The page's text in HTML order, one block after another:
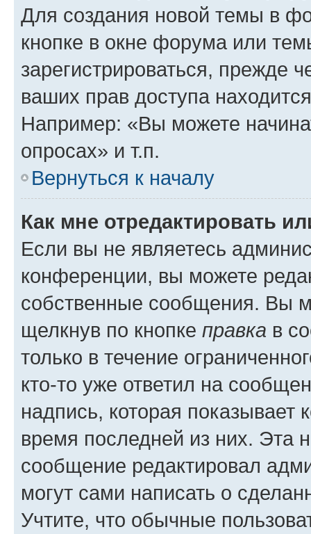
Для создания новой темы в
кнопке в окне форума или
зарегистрироваться, прежде
ваших прав доступа
Например: «Вы можете
опросах» и т.п.
Вернуться к началу
Как мне отредактировать
Если вы не являетесь
конференции, вы можете
собственные сообщения. Вы
щелкнув по кнопке правка в
только в течение
кто-то уже ответил на
надпись, которая показывает
время последней из них. Эта
сообщение редактировал
могут сами написать о
Учтите, что обычные